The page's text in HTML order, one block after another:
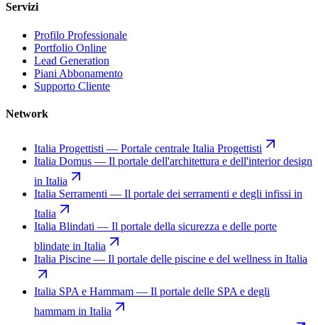
Servizi
Profilo Professionale
Portfolio Online
Lead Generation
Piani Abbonamento
Supporto Cliente
Network
Italia Progettisti — Portale centrale Italia Progettisti
Italia Domus — Il portale dell'architettura e dell'interior design
in Italia
Italia Serramenti — Il portale dei serramenti e degli infissi in
Italia
Italia Blindati — Il portale della sicurezza e delle porte
blindate in Italia
Italia Piscine — Il portale delle piscine e del wellness in Italia
Italia SPA e Hammam — Il portale delle SPA e degli
hammam in Italia